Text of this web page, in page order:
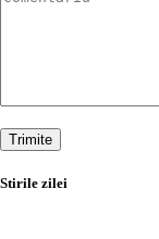
Trimite
Stirile zilei